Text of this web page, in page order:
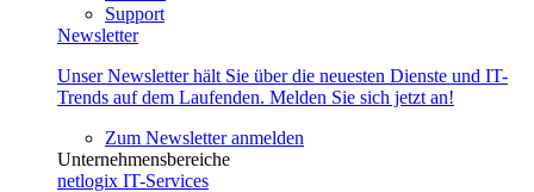
Support
Newsletter
Unser Newsletter hält Sie über die neuesten Dienste und IT-
Trends auf dem Laufenden. Melden Sie sich jetzt an!
Zum Newsletter anmelden
Unternehmensbereiche
netlogix IT-Services